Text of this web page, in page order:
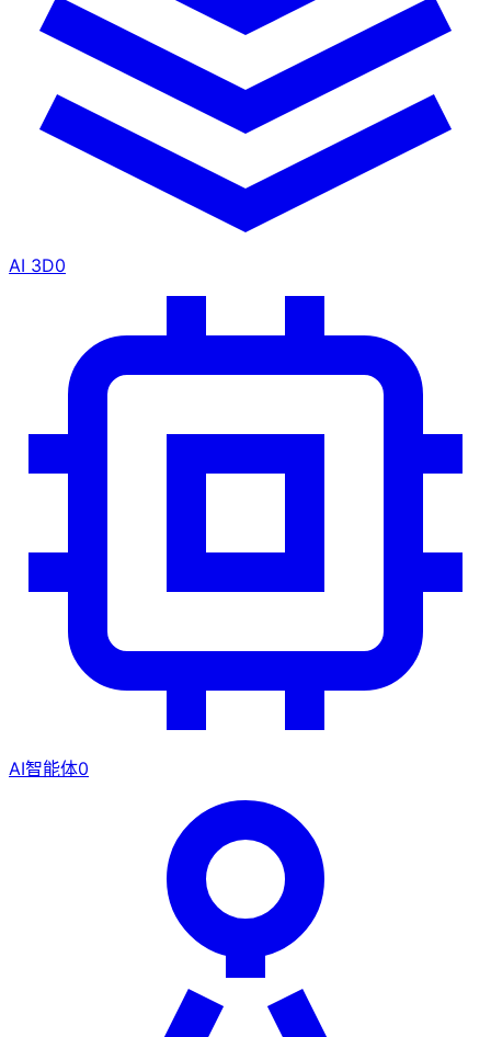
AI 3D0
AI智能体0